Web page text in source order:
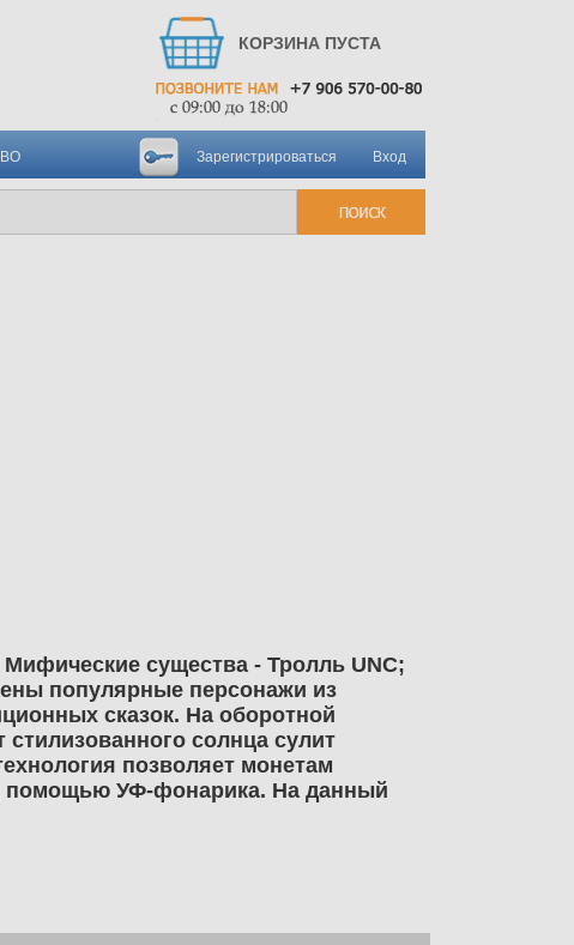
КОРЗИНА ПУСТА
Вход
Зарегистрироваться
Мифические существа - Тролль UNC;
популярные персонажи из
сказок. На оборотной
стилизованного солнца сулит
позволяет монетам
помощью УФ-фонарика. На данный